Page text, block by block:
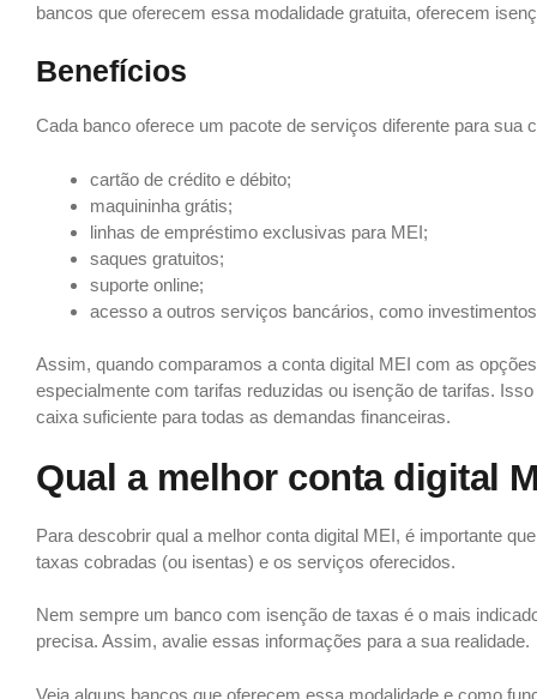
bancos que oferecem essa modalidade gratuita, oferecem
Benefícios
Cada banco oferece um pacote de serviços diferente para sua
cartão de crédito e débito;
maquininha grátis;
linhas de empréstimo exclusivas para MEI;
saques gratuitos;
suporte online;
acesso a outros serviços bancários, como
Assim, quando comparamos a conta digital MEI com as
especialmente com tarifas reduzidas ou isenção de tarifas.
caixa suficiente para todas as demandas financeiras.
Qual a melhor conta digital
Para descobrir qual a melhor conta digital MEI, é importante
taxas cobradas (ou isentas) e os serviços oferecidos.
Nem sempre um banco com isenção de taxas é o mais
precisa. Assim, avalie essas informações para a sua realidade.
Veja alguns bancos que oferecem essa modalidade e como